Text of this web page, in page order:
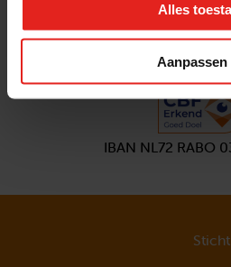
Alles
Aanpassen
IBAN NL72 RABO